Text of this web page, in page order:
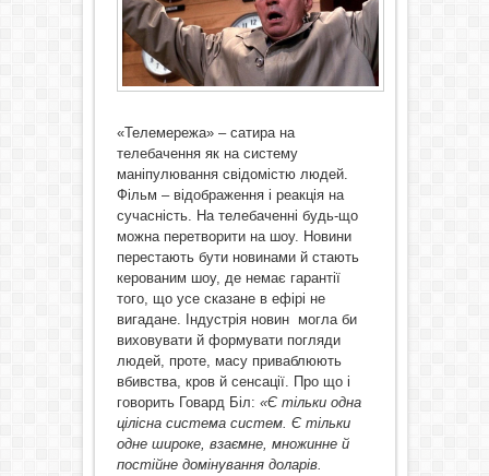
«Телемережа» – сатира на
телебачення як на систему
маніпулювання свідомістю людей.
Фільм – відображення і реакція на
сучасність. На телебаченні будь-що
можна перетворити на шоу. Новини
перестають бути новинами й стають
керованим шоу, де немає гарантії
того, що усе сказане в ефірі не
вигадане. Індустрія новин могла би
виховувати й формувати погляди
людей, проте, масу приваблюють
вбивства, кров й сенсації. Про що і
говорить Говард Біл: «Є тільки одна
цілісна система систем. Є тільки
одне широке, взаємне, множинне й
постійне домінування доларів.